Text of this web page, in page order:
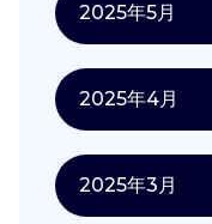
2025年5月
2025年4月
2025年3月